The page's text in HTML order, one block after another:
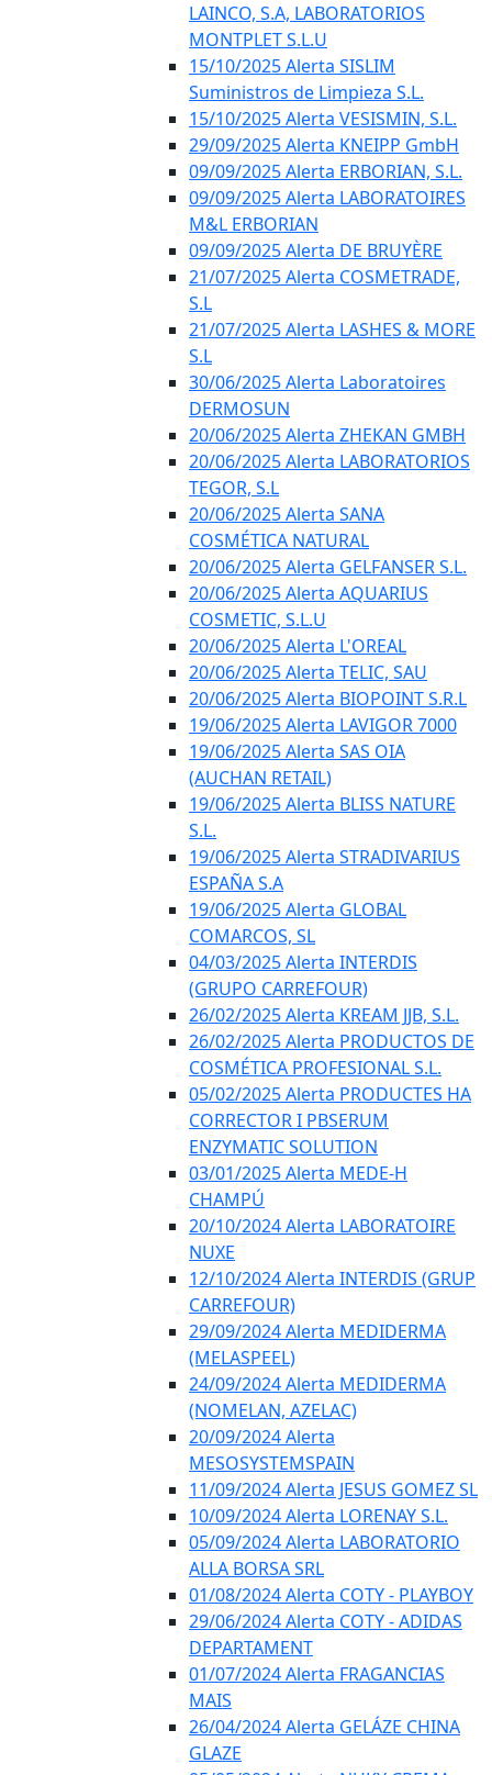
LAINCO, S.A, LABORATORIOS
MONTPLET S.L.U
15/10/2025 Alerta SISLIM
Suministros de Limpieza S.L.
15/10/2025 Alerta VESISMIN, S.L.
29/09/2025 Alerta KNEIPP GmbH
09/09/2025 Alerta ERBORIAN, S.L.
09/09/2025 Alerta LABORATOIRES
M&L ERBORIAN
09/09/2025 Alerta DE BRUYÈRE
21/07/2025 Alerta COSMETRADE,
S.L
21/07/2025 Alerta LASHES & MORE
S.L
30/06/2025 Alerta Laboratoires
DERMOSUN
20/06/2025 Alerta ZHEKAN GMBH
20/06/2025 Alerta LABORATORIOS
TEGOR, S.L
20/06/2025 Alerta SANA
COSMÉTICA NATURAL
20/06/2025 Alerta GELFANSER S.L.
20/06/2025 Alerta AQUARIUS
COSMETIC, S.L.U
20/06/2025 Alerta L'OREAL
20/06/2025 Alerta TELIC, SAU
20/06/2025 Alerta BIOPOINT S.R.L
19/06/2025 Alerta LAVIGOR 7000
19/06/2025 Alerta SAS OIA
(AUCHAN RETAIL)
19/06/2025 Alerta BLISS NATURE
S.L.
19/06/2025 Alerta STRADIVARIUS
ESPAÑA S.A
19/06/2025 Alerta GLOBAL
COMARCOS, SL
04/03/2025 Alerta INTERDIS
(GRUPO CARREFOUR)
26/02/2025 Alerta KREAM JJB, S.L.
26/02/2025 Alerta PRODUCTOS DE
COSMÉTICA PROFESIONAL S.L.
05/02/2025 Alerta PRODUCTES HA
CORRECTOR I PBSERUM
ENZYMATIC SOLUTION
03/01/2025 Alerta MEDE-H
CHAMPÚ
20/10/2024 Alerta LABORATOIRE
NUXE
12/10/2024 Alerta INTERDIS (GRUP
CARREFOUR)
29/09/2024 Alerta MEDIDERMA
(MELASPEEL)
24/09/2024 Alerta MEDIDERMA
(NOMELAN, AZELAC)
20/09/2024 Alerta
MESOSYSTEMSPAIN
11/09/2024 Alerta JESUS GOMEZ SL
10/09/2024 Alerta LORENAY S.L.
05/09/2024 Alerta LABORATORIO
ALLA BORSA SRL
01/08/2024 Alerta COTY - PLAYBOY
29/06/2024 Alerta COTY - ADIDAS
DEPARTAMENT
01/07/2024 Alerta FRAGANCIAS
MAIS
26/04/2024 Alerta GELÁZE CHINA
GLAZE